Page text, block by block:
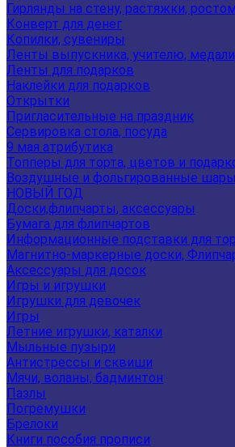
Гирлянды на стену, растяжки,
Конверт для денег
Копилки, сувениры
Ленты выпускника, учителю,
Ленты для подарков
Наклейки для подарков
Открытки
Пригласительные на праздник
Сервировка стола, посуда
9 мая атрибутика
Топперы для торта, цветов и
Воздушные и фольгированные шары
НОВЫЙ ГОД
Доски,флипчарты, аксессуары
Бумага для флипчартов
Информационные подставки для
Магнитно-маркерные доски,
Аксессуары для досок
Игры и игрушки
Игрушки для девочек
Игры
Летние игрушки, каталки
Мыльные пузыри
Антистрессы и сквиши
Мячи, воланы, бадминтон
Пазлы
Погремушки
Брелоки
Книги пособия прописи